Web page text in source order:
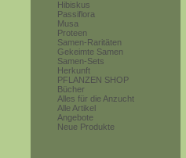
Hibiskus
Passiflora
Musa
Proteen
Samen-Raritäten
Gekeimte Samen
Samen-Sets
Herkunft
PFLANZEN SHOP
Bücher
Alles für die Anzucht
Alle Artikel
Angebote
Neue Produkte